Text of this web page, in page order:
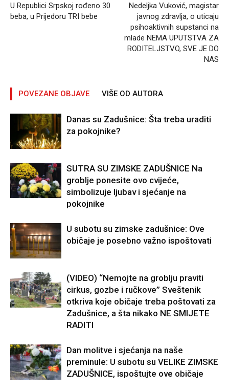
U Republici Srpskoj rođeno 30
beba, u Prijedoru TRI bebe
Nedelјka Vuković, magistar
javnog zdravlјa, o uticaju
psihoaktivnih supstanci na
mlade NEMA UPUTSTVA ZA
RODITELJSTVO, SVE JE DO
NAS
POVEZANE OBJAVE VIŠE OD AUTORA
Danas su Zadušnice: Šta treba uraditi
za pokojnike?
SUTRA SU ZIMSKE ZADUŠNICE Na
groblje ponesite ovo cvijeće,
simbolizuje ljubav i sjećanje na
pokojnike
U subotu su zimske zadušnice: Ove
običaje je posebno važno ispoštovati
(VIDEO) “Nemojte na groblju praviti
cirkus, gozbe i ručkove” Sveštenik
otkriva koje običaje treba poštovati za
Zadušnice, a šta nikako NE SMIJETE
RADITI
Dan molitve i sjećanja na naše
preminule: U subotu su VELIKE ZIMSKE
ZADUŠNICE, ispoštujte ove običaje